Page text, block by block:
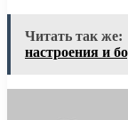
Читать так же:
настроения и